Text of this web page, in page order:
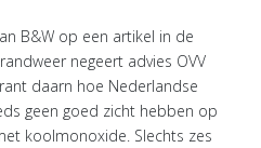
B&W op een artikel in de
negeert advies OVV
daarn hoe Nederlandse
geen goed zicht hebben op
koolmonoxide. Slechts zes